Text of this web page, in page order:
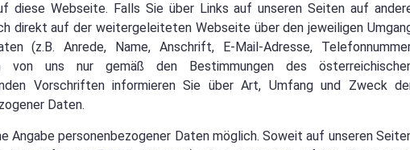
diese Webseite. Falls Sie über Links auf unseren Seiten auf
direkt auf der weitergeleiteten Webseite über den jeweiligen
(z.B. Anrede, Name, Anschrift, E-Mail-Adresse,
von uns nur gemäß den Bestimmungen des
Vorschriften informieren Sie über Art, Umfang und Zweck
Daten.
Angabe personenbezogener Daten möglich. Soweit auf unseren